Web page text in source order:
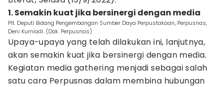
1. Semakin kuat jika bersinergi dengan media
Plt. Deputi Bidang Pengembangan Sumber Daya Perpustakaan, Perpusnas,
Deni Kurniadi. (Dok. Perpusnas)
Upaya-upaya yang telah dilakukan ini, lanjutnya,
akan semakin kuat jika bersinergi dengan media.
Kegiatan media gathering menjadi sebagai salah
satu cara Perpusnas dalam membina hubungan